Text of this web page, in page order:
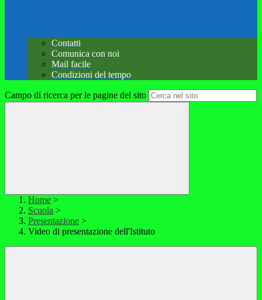
Contatti
Comunica con noi
Mail facile
Condizioni del tempo
Campo di ricerca per le pagine del sito
Home >
Scuola >
Presentazione >
Video di presentazione dell'Istituto